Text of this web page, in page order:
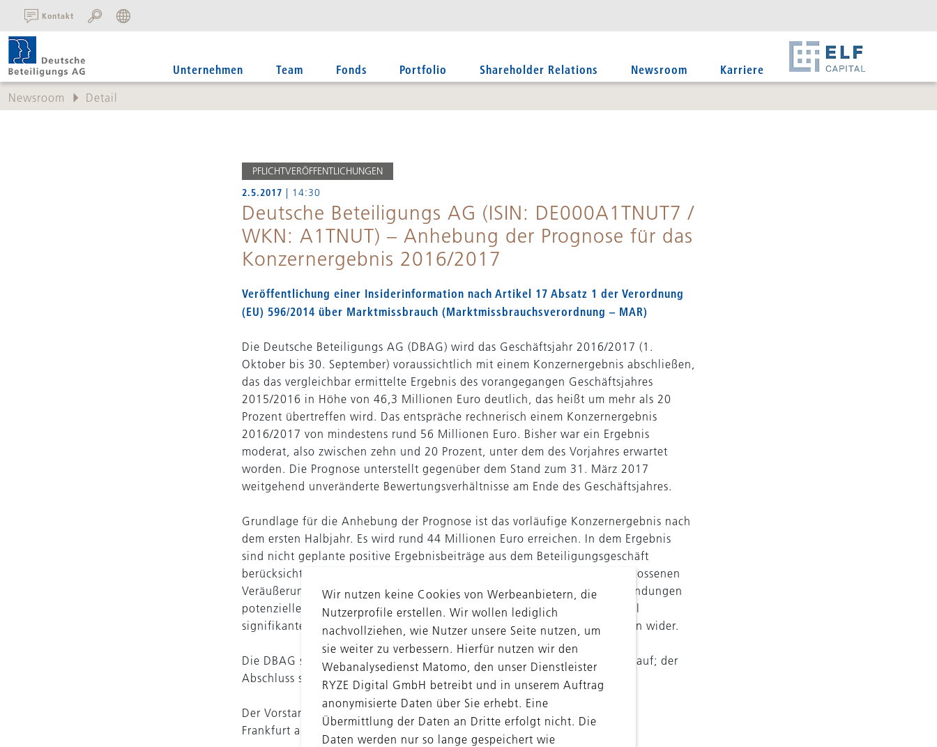
SUCHE:
Kontakt
Unternehmen Team Fonds Portfolio Shareholder Relations Newsroom Karriere
Newsroom Detail
PFLICHTVERÖFFENTLICHUNGEN
2.5.2017 | 14:30
Deutsche Beteiligungs AG (ISIN: DE000A1TNUT7 /
WKN: A1TNUT) – Anhebung der Prognose für das
Konzernergebnis 2016/2017
Veröffentlichung einer Insiderinformation nach Artikel 17 Absatz 1 der Verordnung
(EU) 596/2014 über Marktmissbrauch (Marktmissbrauchsverordnung – MAR)
Die Deutsche Beteiligungs AG (DBAG) wird das Geschäftsjahr 2016/2017 (1.
Oktober bis 30. September) voraussichtlich mit einem Konzernergebnis abschließen,
das das vergleichbar ermittelte Ergebnis des vorangegangen Geschäftsjahres
2015/2016 in Höhe von 46,3 Millionen Euro deutlich, das heißt um mehr als 20
Prozent übertreffen wird. Das entspräche rechnerisch einem Konzernergebnis
2016/2017 von mindestens rund 56 Millionen Euro. Bisher war ein Ergebnis
moderat, also zwischen zehn und 20 Prozent, unter dem des Vorjahres erwartet
worden. Die Prognose unterstellt gegenüber dem Stand zum 31. März 2017
weitgehend unveränderte Bewertungsverhältnisse am Ende des Geschäftsjahres.
Grundlage für die Anhebung der Prognose ist das vorläufige Konzernergebnis nach
dem ersten Halbjahr. Es wird rund 44 Millionen Euro erreichen. In dem Ergebnis
sind nicht geplante positive Ergebnisbeiträge aus dem Beteiligungsgeschäft
berücksichtigt. Diese ergeben sich aus bereits vereinbarten bzw. abgeschlossenen
Veräußerungen. Sie spiegeln aber auch Erkenntnisse aus Interessensbekundungen
potenzieller Käufer für einzelne Portfoliounternehmen sowie den zum Teil
signifikanten Anstieg von Bewertungsverhältnissen an den Kapitalmärkten wider.
Die DBAG stellt gegenwärtig den Zwischenabschluss zum 31. März 2017 auf; der
Abschluss soll am 9. Mai 2017 veröffentlicht werden.
Der Vorstand
Frankfurt am Main, 2. Mai 2017
Wir nutzen keine Cookies von Werbeanbietern, die
Nutzerprofile erstellen. Wir wollen lediglich
nachvollziehen, wie Nutzer unsere Seite nutzen, um
sie weiter zu verbessern. Hierfür nutzen wir den
Webanalysedienst Matomo, den unser Dienstleister
RYZE Digital GmbH betreibt und in unserem Auftrag
anonymisierte Daten über Sie erhebt. Eine
Übermittlung der Daten an Dritte erfolgt nicht. Die
Daten werden nur so lange gespeichert wie